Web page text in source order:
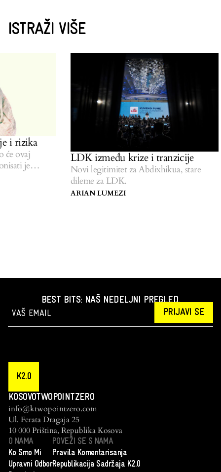
ISTRAŽI VIŠE
i rizika
ovaj
je
LDK između krize i tranzicije
Novi legitimitet za Abdixhikua, stare
dileme za LDK.
ARIAN LUMEZI
BEST BITS: NAŠ NEDELJNI PREGLED.
PRIJAVI SE
K2.0
KOSOVOTWOPOINTZERO
info@ktwopointzero.com
Ul. Ferata Dragaja 25
10 000 Priština, Republika Kosova
O NAMA
Ko Smo Mi
Upravni Odbor
POVEŽI SE S NAMA
Pravila Komentarisanja
Republikacija Sadržaja K2.0